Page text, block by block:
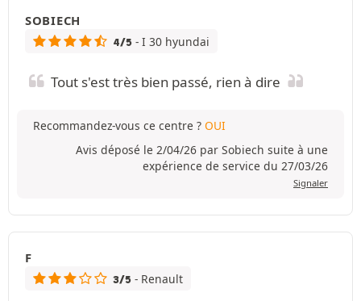
SOBIECH
4/5 - I 30 hyundai
Tout s'est très bien passé, rien à dire
Recommandez-vous ce centre ? OUI
Avis déposé le 2/04/26 par Sobiech suite à une
expérience de service du 27/03/26
Signaler
F
3/5 - Renault